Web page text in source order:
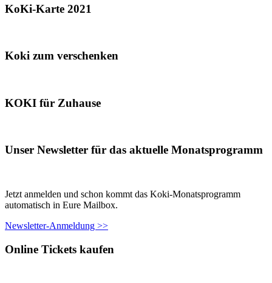
KoKi-Karte 2021
Koki zum verschenken
KOKI für Zuhause
Unser Newsletter für das aktuelle Monatsprogramm
Jetzt anmelden und schon kommt das Koki-Monatsprogramm
automatisch in Eure Mailbox.
Newsletter-Anmeldung >>
Online Tickets kaufen